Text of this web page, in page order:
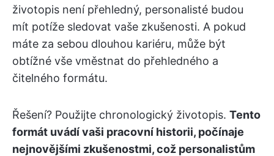
životopis není přehledný, personalisté budou
mít potíže sledovat vaše zkušenosti. A pokud
máte za sebou dlouhou kariéru, může být
obtížné vše vměstnat do přehledného a
čitelného formátu.
Řešení? Použijte chronologický životopis. Tento
formát uvádí vaši pracovní historii, počínaje
nejnovějšími zkušenostmi, což personalistům